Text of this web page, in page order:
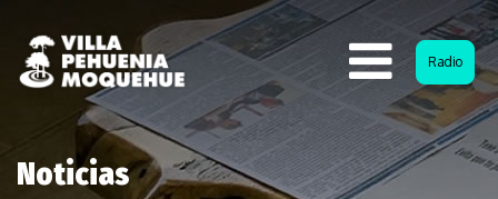
Radio
Noticias